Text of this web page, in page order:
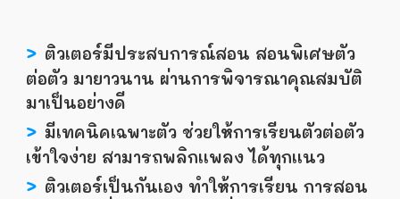
> ติวเตอร์มีประสบการณ์สอน สอนพิเศษตัว
ต่อตัว มายาวนาน ผ่านการพิจารณาคุณสมบัติ
มาเป็นอย่างดี
>มีเทคนิคเฉพาะตัว ช่วยให้การเรียนตัวต่อตัว
เข้าใจง่าย สามารถพลิกเเพลง ได้ทุกเเนว
> ติวเตอร์เป็นกันเอง ทำให้การเรียน การสอน